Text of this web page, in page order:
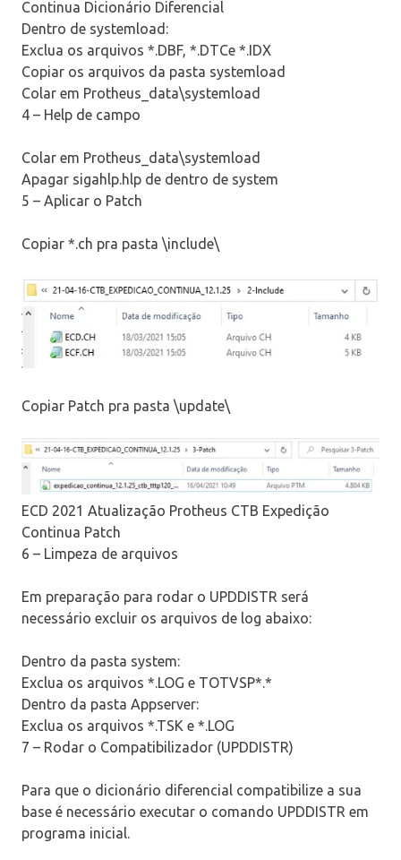
Continua Dicionário Diferencial
Dentro de systemload:
Exclua os arquivos *.DBF, *.DTCe *.IDX
Copiar os arquivos da pasta systemload
Colar em Protheus_data\systemload
4 – Help de campo
Colar em Protheus_data\systemload
Apagar sigahlp.hlp de dentro de system
5 – Aplicar o Patch
Copiar *.ch pra pasta \include\
Copiar Patch pra pasta \update\
ECD 2021 Atualização Protheus CTB Expedição
Continua Patch
6 – Limpeza de arquivos
Em preparação para rodar o UPDDISTR será
necessário excluir os arquivos de log abaixo:
Dentro da pasta system:
Exclua os arquivos *.LOG e TOTVSP*.*
Dentro da pasta Appserver:
Exclua os arquivos *.TSK e *.LOG
7 – Rodar o Compatibilizador (UPDDISTR)
Para que o dicionário diferencial compatibilize a sua
base é necessário executar o comando UPDDISTR em
programa inicial.